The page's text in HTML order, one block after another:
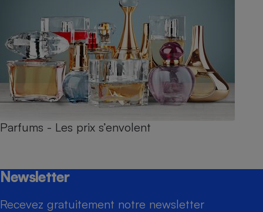
Parfums - Les prix s’envolent
Newsletter
Recevez gratuitement notre newsletter